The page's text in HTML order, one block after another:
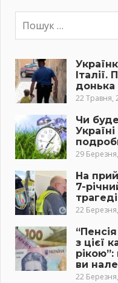
донька
22 Травня,
Чи
29
На
7-
22
з цієї
ви
22